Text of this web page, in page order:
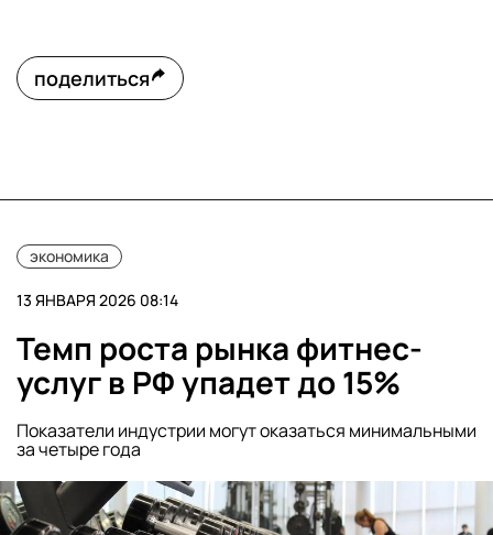
поделиться
экономика
13 ЯНВАРЯ 2026 08:14
Темп роста рынка фитнес-
услуг в РФ упадет до 15%
Показатели индустрии могут оказаться минимальными
за четыре года